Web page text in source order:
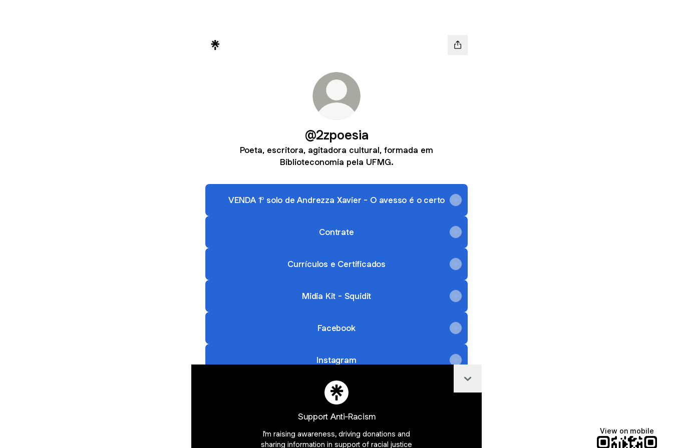
@2zpoesia
Poeta, escritora, agitadora cultural, formada em
Biblioteconomia pela UFMG.
VENDA 1º solo de Andrezza Xavier - O avesso é o certo
Contrate
Currículos e Certificados
Midia Kit - Squidit
Facebook
Instagram
Mapa Cultural
View on mobile
Collapse
Support Anti-Racism
I'm raising awareness, driving donations and
sharing information in support of racial justice